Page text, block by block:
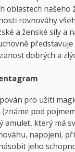
oblastech našeho
rovnováhy
a ženské síly a
dobrých a
pro užití
pod
amulet, který má
napojení,
jeho